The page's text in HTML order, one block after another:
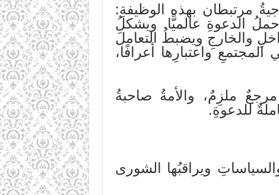
مرتبطان بهذه الوظيفةِ:
الدعوةِ عالميًّا. ويشكلُ
والخارجِ ويضبطُ التعاملَ
واعتبارِها أعرافًا،
ملزِمٌ، والأمةُ صاحبةُ
للدعوةِ.
ويراقبُها الشورى